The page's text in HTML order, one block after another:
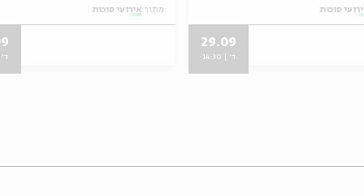
סוכות
29.09
ד' | 14:30
מתוך:אירועי סוכות
ד' |